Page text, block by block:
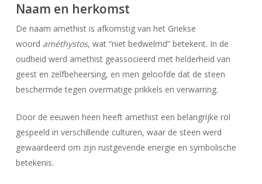
Naam en herkomst
De naam amethist is afkomstig van het Griekse
woord améthystos, wat “niet bedwelmd” betekent. In de
oudheid werd amethist geassocieerd met helderheid van
geest en zelfbeheersing, en men geloofde dat de steen
beschermde tegen overmatige prikkels en verwarring.
Door de eeuwen heen heeft amethist een belangrijke rol
gespeeld in verschillende culturen, waar de steen werd
gewaardeerd om zijn rustgevende energie en symbolische
betekenis.